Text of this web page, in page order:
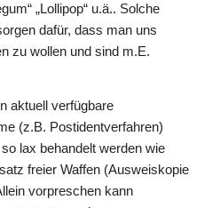
„Lollipop“ u.ä.. Solche
dafür, dass man uns
zu wollen und sind m.E.
aktuell verfügbare
(z.B. Postidentverfahren)
lax behandelt werden wie
freier Waffen (Ausweiskopie
vorpreschen kann